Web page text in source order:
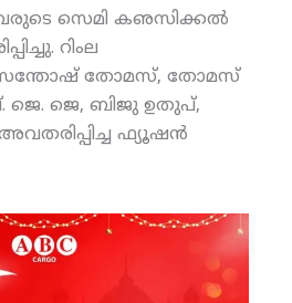
സെമി കഌസിക്കല്‍
റിംല
സന്തോഷ് തോമസ്, തോമസ്
ജെ, ബിജു ഉതുപ്,
ഫ്യൂഷന്‍